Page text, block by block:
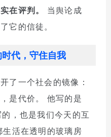
在评判。
当舆论成
它的信徒。
代，守住自我
了一个社会的镜像：
是代价。 他写的是
，也是我们今天的互
活在透明的玻璃房